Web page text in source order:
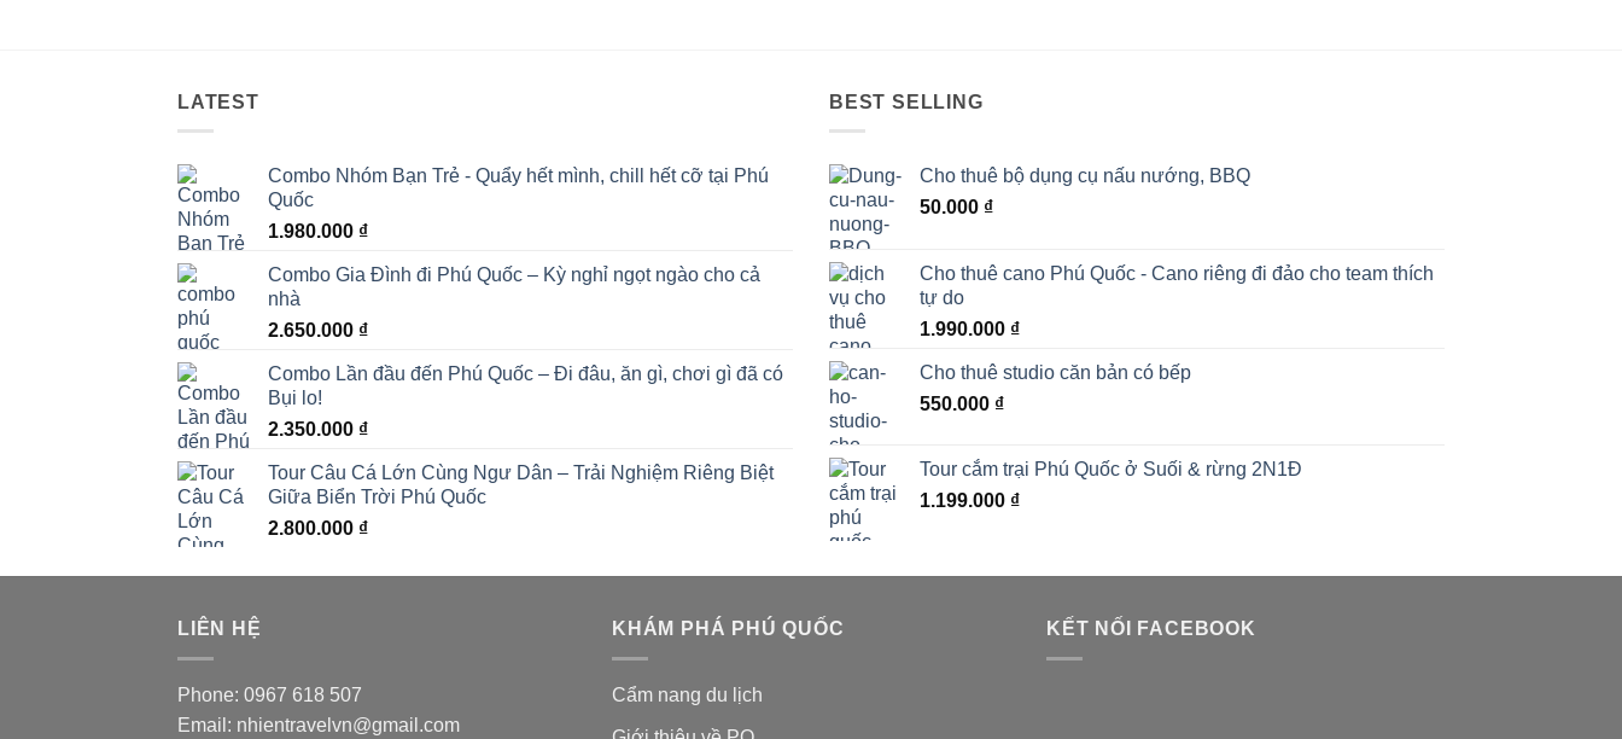
LATEST
Combo Nhóm Bạn Trẻ - Quẩy hết mình, chill hết cỡ tại Phú
Quốc
1.980.000 ₫
Combo Gia Đình đi Phú Quốc – Kỳ nghỉ ngọt ngào cho cả
nhà
2.650.000 ₫
Combo Lần đầu đến Phú Quốc – Đi đâu, ăn gì, chơi gì đã có
Bụi lo!
2.350.000 ₫
Tour Câu Cá Lớn Cùng Ngư Dân – Trải Nghiệm Riêng Biệt
Giữa Biển Trời Phú Quốc
2.800.000 ₫
BEST SELLING
Cho thuê bộ dụng cụ nấu nướng, BBQ
50.000 ₫
Cho thuê cano Phú Quốc - Cano riêng đi đảo cho team thích
tự do
1.990.000 ₫
Cho thuê studio căn bản có bếp
550.000 ₫
Tour cắm trại Phú Quốc ở Suối & rừng 2N1Đ
1.199.000 ₫
LIÊN HỆ
Phone: 0967 618 507
Email: nhientravelvn@gmail.com
KHÁM PHÁ PHÚ QUỐC
Cẩm nang du lịch
KẾT NỐI FACEBOOK